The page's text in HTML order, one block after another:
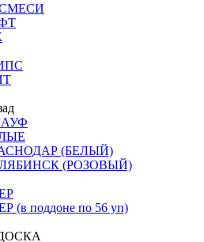
(БЕЛЫЙ)
(РОЗОВЫЙ)
(в поддоне по 56 уп)